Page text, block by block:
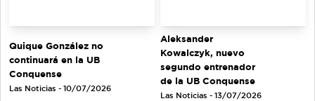
Quique González no
continuará en la UB
Conquense
Las Noticias - 10/07/2026
Aleksander
Kowalczyk, nuevo
segundo entrenador
de la UB Conquense
Las Noticias - 13/07/2026